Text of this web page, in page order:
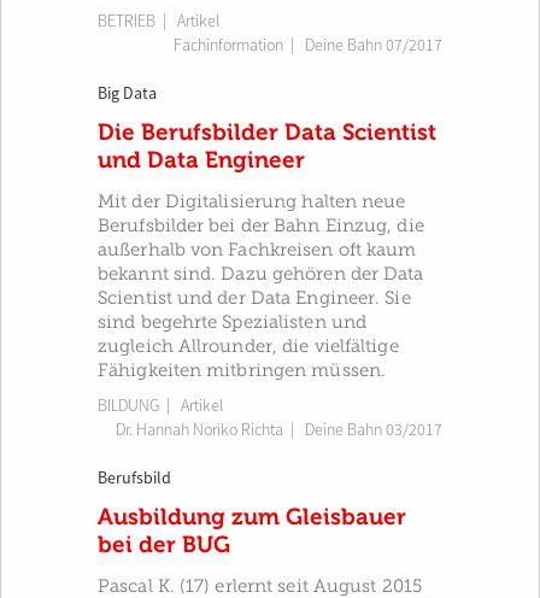
BETRIEB | Artikel
Fachinformation
Deine Bahn 07/2017
Big Data
Die Berufsbilder Data Scientist
und Data Engineer
Mit der Digitalisierung halten neue
Berufsbilder bei der Bahn Einzug, die
außerhalb von Fachkreisen oft kaum
bekannt sind. Dazu gehören der Data
Scientist und der Data Engineer. Sie
sind begehrte Spezialisten und
zugleich Allrounder, die vielfältige
Fähigkeiten mitbringen müssen.
BILDUNG | Artikel
Dr. Hannah Noriko Richta
Deine Bahn 03/2017
Berufsbild
Ausbildung zum Gleisbauer
bei der BUG
Pascal K. (17) erlernt seit August 2015